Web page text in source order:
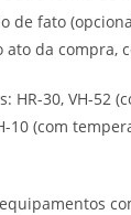
de fato
da compra,
HR-30, VH-52
10 (com